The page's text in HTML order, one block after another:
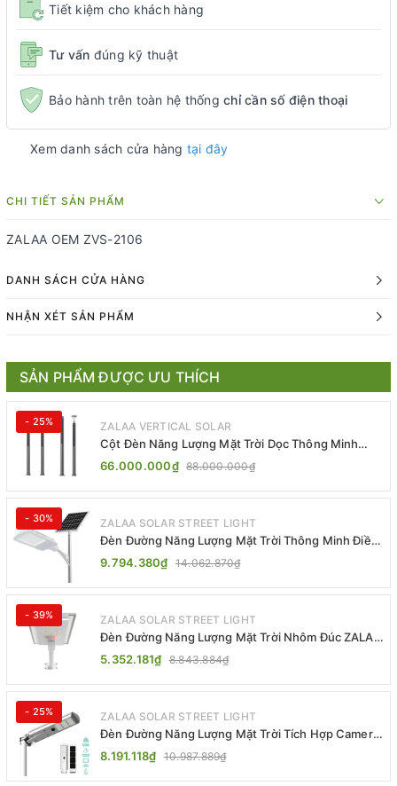
Tiết kiệm cho khách hàng
Tư vấn đúng kỹ thuật
Bảo hành trên toàn hệ thống chỉ cần số điện thoại
Xem danh sách cửa hàng tại đây
CHI TIẾT SẢN PHẨM
ZALAA OEM ZVS-2106
DANH SÁCH CỬA HÀNG
NHẬN XÉT SẢN PHẨM
SẢN PHẨM ĐƯỢC ƯU THÍCH
- 25% ZALAA VERTICAL SOLAR
Cột Đèn Năng Lượng Mặt Trời Dọc Thông Minh
ZSR-YYDS-360 | ZALAA Jsc
66.000.000₫ 88.000.000₫
- 30% ZALAA SOLAR STREET LIGHT
Đèn Đường Năng Lượng Mặt Trời Thông Minh Điều
Khiển MPPT ZL-GMX01 ZALAA
9.794.380₫ 14.062.870₫
- 39% ZALAA SOLAR STREET LIGHT
Đèn Đường Năng Lượng Mặt Trời Nhôm Đúc ZALAA
ZL-BWH Cao Cấp IP65
5.352.181₫ 8.843.884₫
- 25% ZALAA SOLAR STREET LIGHT
Đèn Đường Năng Lượng Mặt Trời Tích Hợp Camera
ZALAA ZL-BJ04-CCTV (80W, IP65)
8.191.118₫ 10.987.889₫